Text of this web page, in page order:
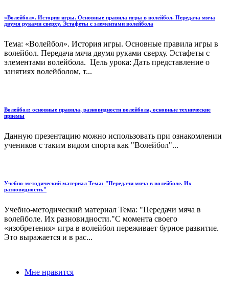
«Волейбол». История игры. Основные правила игры в волейбол. Передача мяча
двумя руками сверху. Эстафеты с элементами волейбола
Тема: «Волейбол». История игры. Основные правила игры в
волейбол. Передача мяча двумя руками сверху. Эстафеты с
элементами волейбола. Цель урока: Дать представление о
занятиях волейболом, т...
Волейбол: основные правила, разновидности волейбола, основные технические
приемы
Данную презентацию можно использовать при ознакомлении
учеников с таким видом спорта как "Волейбол"...
Учебно-методический материал Тема: "Передачи мяча в волейболе. Их
разновидности."
Учебно-методический материал Тема: "Передачи мяча в
волейболе. Их разновидности."С момента своего
«изобретения» игра в волейбол переживает бурное развитие.
Это выражается и в рас...
Мне нравится